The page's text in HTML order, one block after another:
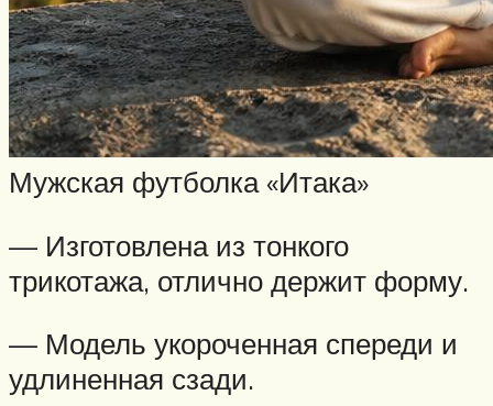
Мужская футболка «Итака»
— Изготовлена из тонкого
трикотажа, отлично держит форму.
— Модель укороченная спереди и
удлиненная сзади.